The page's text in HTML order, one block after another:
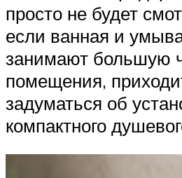
просто не будет
если ванная и
занимают большую
помещения,
задуматься об
компактного